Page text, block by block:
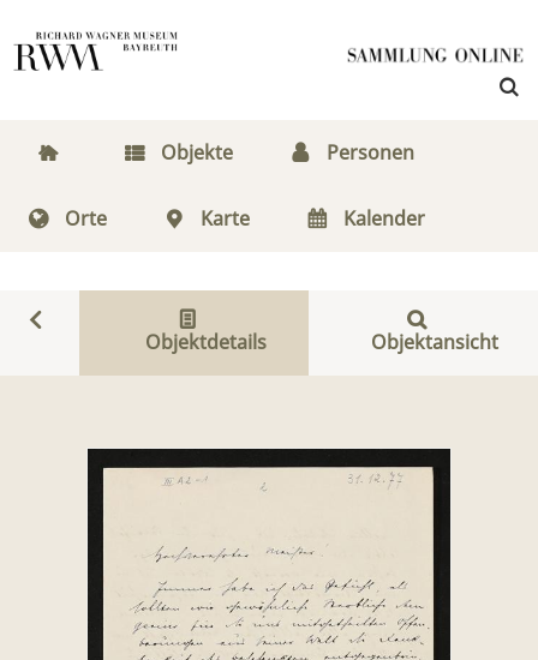
Objekte Personen
Orte Karte Kalender
Objektdetails Objektansicht